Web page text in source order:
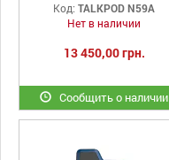
Код: TALKPOD N59A
Нет в наличии
13 450,00 грн.
Сообщить о наличии